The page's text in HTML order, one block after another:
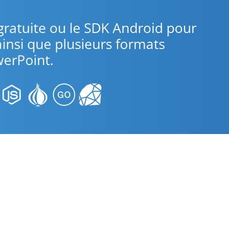
ou le SDK Android pour
que plusieurs formats